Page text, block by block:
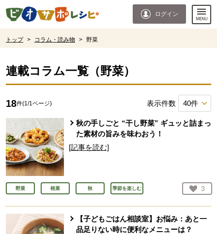
ページの先頭です。
ログイン
トップ > コラム・読み物 > 野菜
連載コラム一覧（野菜）
18件(1 /1 ページ) 表示件数
秋の手しごと “干し野菜” ギュッと詰まっ
た素材の旨みを味わおう！
[記事を読む]
野菜 根菜 秋 季節を楽しむ お気
3
人
【子どもごはん相談室】お悩み：あと一
品足りない時に便利なメニューは？